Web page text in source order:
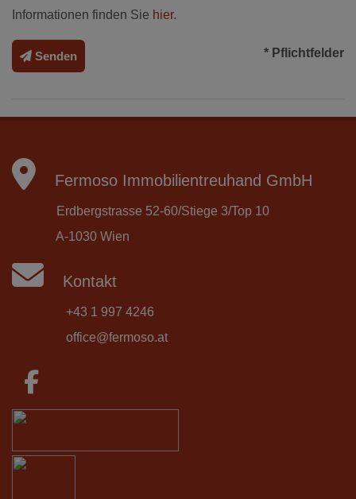
Informationen finden Sie hier.
Senden * Pflichtfelder
Fermoso Immobilientreuhand GmbH
Erdbergstrasse 52-60/Stiege 3/Top 10
A-1030 Wien
Kontakt
+43 1 997 4246
office@fermoso.at